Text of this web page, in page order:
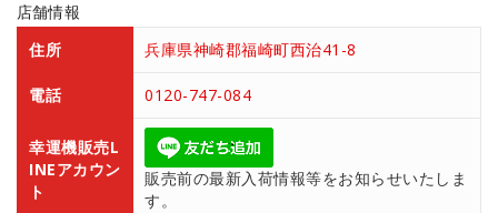
店舗情報
住所
兵庫県神崎郡福崎町西治41-8
電話 0120-747-084
幸運機販売L
INEアカウン
ト
販売前の最新入荷情報等をお知らせいたしま
す。